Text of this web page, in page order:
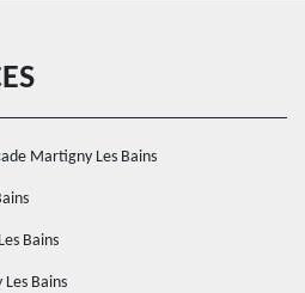
Martigny Les Bains
Bains
Bains